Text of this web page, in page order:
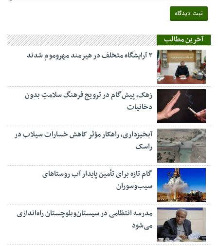
آخرین مطالب
۲ آرایشگاه متخلف در هیرمند مهروموم شدند
زهک، پیش‌گام در ترویج فرهنگ سلامتِ بدون
دخانیات
آبخیزداری، راهکار مؤثر کاهش خسارات سیلاب در
راسک
گام تازه برای تأمین پایدار آب روستاهای
سیب‌وسوران
مدرسه انتظامی در سیستان‌وبلوچستان راه‌اندازی
می‌شود